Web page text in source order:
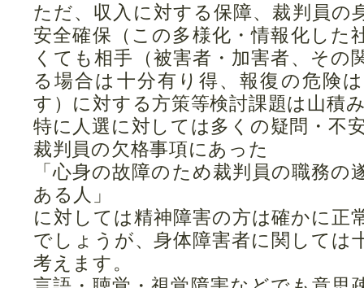
ただ、収入に対する保障、裁判員の
安全確保（この多様化・情報化した
くても相手（被害者・加害者、その
る場合は十分有り得、報復の危険
す）に対する方策等検討課題は山積
特に人選に対しては多くの疑問・不
裁判員の欠格事項にあった
「心身の故障のため裁判員の職務の
ある人」
に対しては精神障害の方は確かに正
でしょうが、身体障害者に関しては
考えます。